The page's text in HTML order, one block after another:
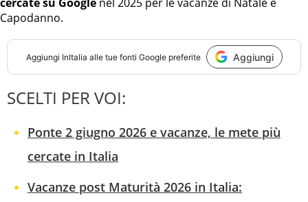
Capodanno.
Aggiungi InItalia alle tue fonti Google preferite Aggiungi
SCELTI PER VOI:
Ponte 2 giugno 2026 e vacanze, le mete più
cercate in Italia
Vacanze post Maturità 2026 in Italia: